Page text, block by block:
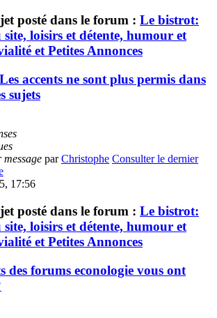
posté dans le forum : Le bistrot:
site, loisirs et détente, humour et
et Petites Annonces
accents ne sont plus permis dans
sujets
parChristophe Consulter le dernier
17:56
posté dans le forum : Le bistrot:
site, loisirs et détente, humour et
et Petites Annonces
des forums econologie vous ont